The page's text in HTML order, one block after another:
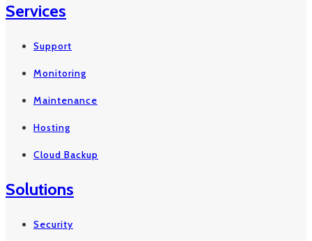
Services
Support
Monitoring
Maintenance
Hosting
Cloud Backup
Solutions
Security